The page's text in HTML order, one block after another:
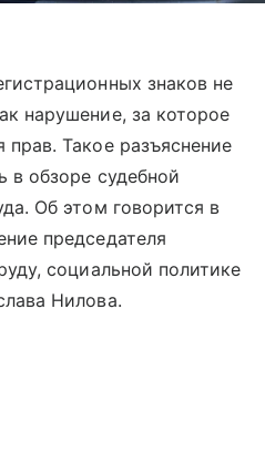
знаков не
нарушение, за которое
Такое разъяснение
в обзоре судебной
Об этом говорится в
председателя
социальной политике
Нилова.